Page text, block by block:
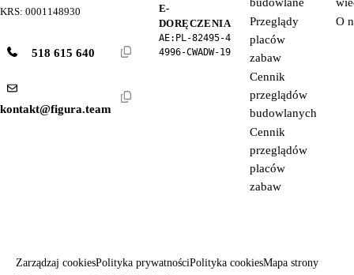
KRS: 0001148930
518 615 640
kontakt@figura.team
E-
DORĘCZENIA
AE:PL-82495-4
4996-CWADW-19
Przeglądy
placów
zabaw
Cennik
przeglądów
budowlanych
Cennik
przeglądów
placów
zabaw
O
Zarządzaj cookiesPolityka prywatnościPolityka cookiesMapa strony